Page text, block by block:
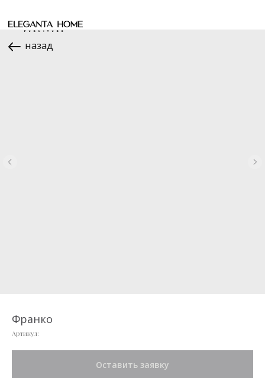
назад
Франко
Артикул:
Оставить заявку